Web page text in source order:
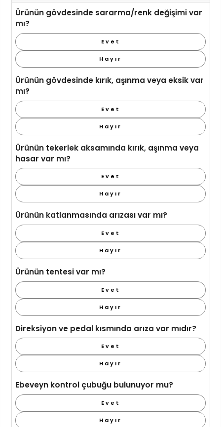
Ürünün gövdesinde sararma/renk değişimi var
mı?
Evet
Hayır
Ürünün gövdesinde kırık, aşınma veya eksik var
mı?
Evet
Hayır
Ürünün tekerlek aksamında kırık, aşınma veya
hasar var mı?
Evet
Hayır
Ürünün katlanmasında arızası var mı?
Evet
Hayır
Ürünün tentesi var mı?
Evet
Hayır
Direksiyon ve pedal kısmında arıza var mıdır?
Evet
Hayır
Ebeveyn kontrol çubuğu bulunuyor mu?
Evet
Hayır